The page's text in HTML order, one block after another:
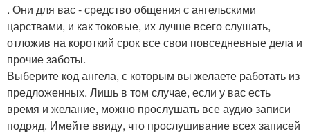
. Они для вас - средство общения с ангельскими
царствами, и как токовые, их лучше всего слушать,
отложив на короткий срок все свои повседневные дела и
прочие заботы.
Выберите код ангела, с которым вы желаете работать из
предложенных. Лишь в том случае, если у вас есть
время и желание, можно прослушать все аудио записи
подряд. Имейте ввиду, что прослушивание всех записей